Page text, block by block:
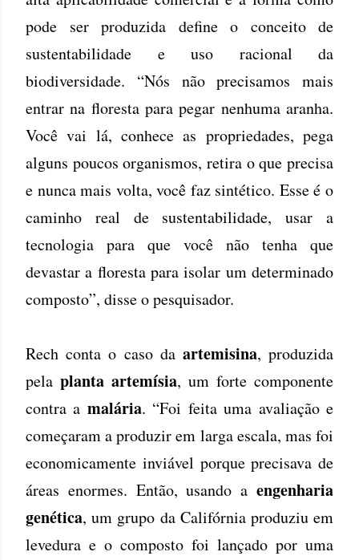
pode ser produzida define o conceito de
sustentabilidade e uso racional da
biodiversidade. “Nós não precisamos mais
entrar na floresta para pegar nenhuma aranha.
Você vai lá, conhece as propriedades, pega
alguns poucos organismos, retira o que precisa
e nunca mais volta, você faz sintético. Esse é o
caminho real de sustentabilidade, usar a
tecnologia para que você não tenha que
devastar a floresta para isolar um determinado
composto”, disse o pesquisador.
Rech conta o caso da artemisina, produzida
pela planta artemísia, um forte componente
contra a malária. “Foi feita uma avaliação e
começaram a produzir em larga escala, mas foi
economicamente inviável porque precisava de
áreas enormes. Então, usando a engenharia
genética, um grupo da Califórnia produziu em
levedura e o composto foi lançado por uma